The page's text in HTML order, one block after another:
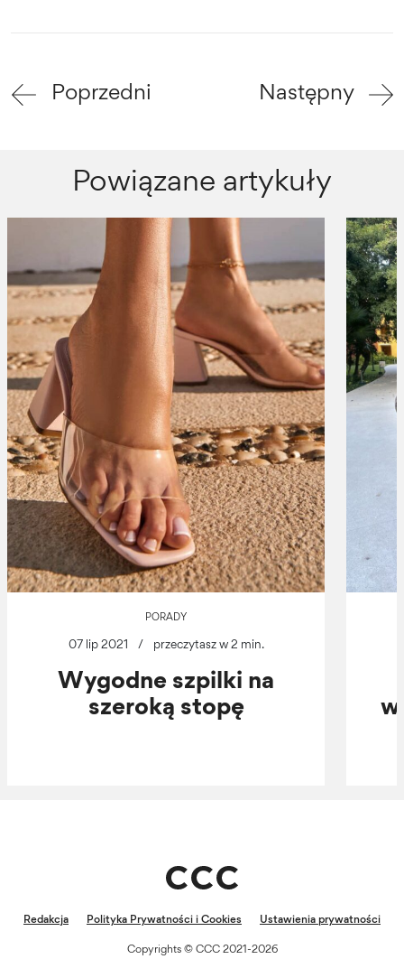
Poprzedni Następny
Powiązane artykuły
PORADY
07 lip 2021 / przeczytasz w 2 min.
Wygodne szpilki na
szeroką stopę
Redakcja Polityka Prywatności i Cookies Ustawienia prywatności
Copyrights © CCC 2021-2026